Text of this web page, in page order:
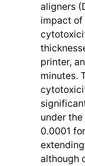
aligners
impact of
printer,
minutes.
under
0.0001
although